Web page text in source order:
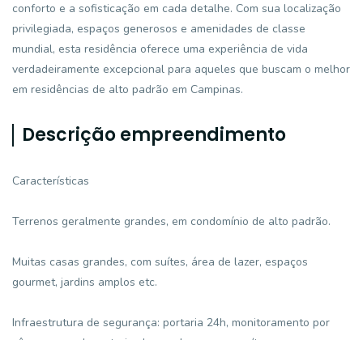
conforto e a sofisticação em cada detalhe. Com sua localização
privilegiada, espaços generosos e amenidades de classe
mundial, esta residência oferece uma experiência de vida
verdadeiramente excepcional para aqueles que buscam o melhor
em residências de alto padrão em Campinas.
Descrição empreendimento
Características
Terrenos geralmente grandes, em condomínio de alto padrão.
Muitas casas grandes, com suítes, área de lazer, espaços
gourmet, jardins amplos etc.
Infraestrutura de segurança: portaria 24h, monitoramento por